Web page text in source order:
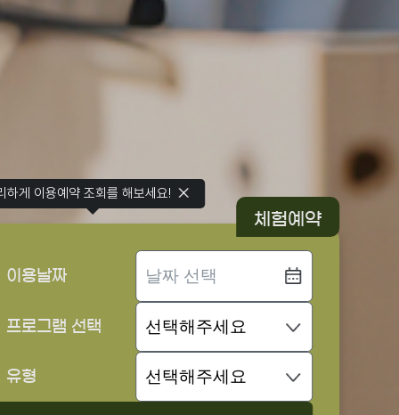
이용날짜
프로그램 선택
유형
체험예약
하게 이용예약 조회를 해보세요!